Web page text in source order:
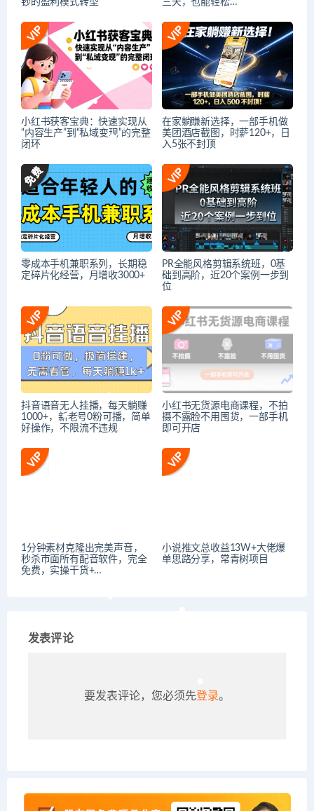
钞的盈利模式转型
三天，也能轻松…
小红书获客宝典：快速实现从
“内容生产”到“私域变现”的完整
闭环
在家躺賺新选择，一部手机做
美团酒店截图，时薪120+，日
入5张不封顶
零成本手机兼职系列，长期稳
定碎片化经营，月增收3000+
PR全能风格剪辑系统班，0基
础到高阶，近20个案例一步到
位
抖音语音无人挂播，每天躺赚
1000+，新老号0粉可播，简单
好操作，不限流不违规
小红书无货源电商课程，不拍
摄不露脸不用囤货，一部手机
即可开店
1分钟素材克隆出完美声音，
秒杀市面所有配音软件，完全
免费，实操干货+…
小说推文总收益13W+大佬爆
单思路分享，常青树项目
发表评论
要发表评论，您必须先登录。